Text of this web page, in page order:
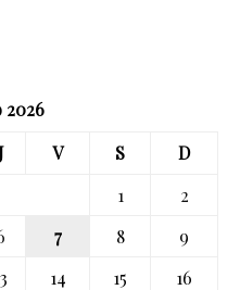
2026
V S
D
1
2
7 8
9
14 15
16